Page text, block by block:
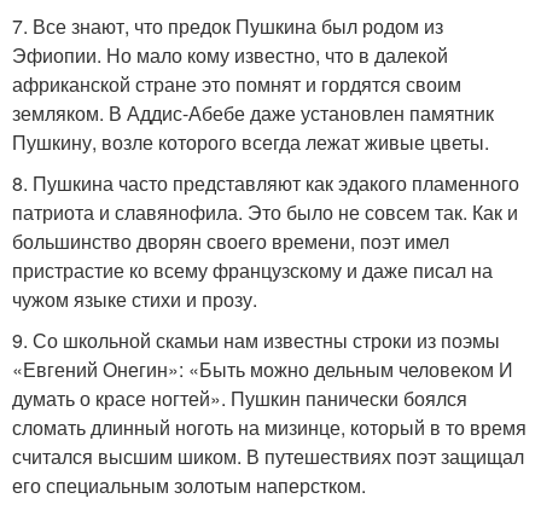
7. Все знают, что предок Пушкина был родом из
Эфиопии. Но мало кому известно, что в далекой
африканской стране это помнят и гордятся своим
земляком. В Аддис-Абебе даже установлен памятник
Пушкину, возле которого всегда лежат живые цветы.
8. Пушкина часто представляют как эдакого пламенного
патриота и славянофила. Это было не совсем так. Как и
большинство дворян своего времени, поэт имел
пристрастие ко всему французскому и даже писал на
чужом языке стихи и прозу.
9. Со школьной скамьи нам известны строки из поэмы
«Евгений Онегин»: «Быть можно дельным человеком И
думать о красе ногтей». Пушкин панически боялся
сломать длинный ноготь на мизинце, который в то время
считался высшим шиком. В путешествиях поэт защищал
его специальным золотым наперстком.